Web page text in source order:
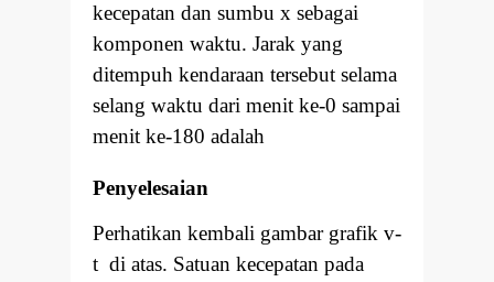
kecepatan dan sumbu x sebagai
komponen waktu. Jarak yang
ditempuh kendaraan tersebut selama
selang waktu dari menit ke-0 sampai
menit ke-180 adalah
Penyelesaian
Perhatikan kembali gambar grafik v-
t di atas. Satuan kecepatan pada